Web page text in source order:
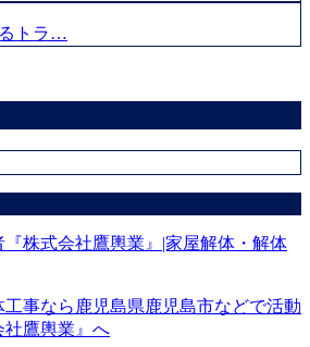
トラ…
事なら鹿児島県鹿児島市などで活動
社鷹輿業』へ